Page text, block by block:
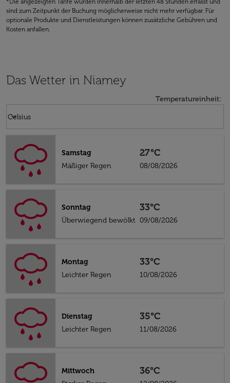
*Die angezeigten Tarife wurden innerhalb der letzten 48 Stunden erfasst und
sind zum Zeitpunkt der Buchung möglicherweise nicht mehr verfügbar. Für
optionale Produkte und Dienstleistungen können zusätzliche Gebühren und
Kosten anfallen.
Das Wetter in Niamey
Temperatureinheit:
Celsius
keyboard_arrow_down
Samstag
Mäßiger Regen
27°C
08/08/2026
Sonntag
Überwiegend bewölkt
33°C
09/08/2026
Montag
Leichter Regen
33°C
10/08/2026
Dienstag
Leichter Regen
35°C
11/08/2026
Mittwoch
36°C